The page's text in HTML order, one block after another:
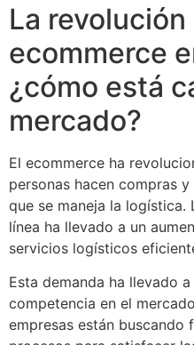
La revolución
ecommerce
¿cómo está
mercado?
El ecommerce ha
personas hacen compras
que se maneja la
línea ha llevado a un
servicios logísticos
Esta demanda ha llevado
competencia en el
empresas están buscando